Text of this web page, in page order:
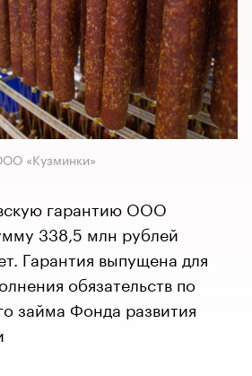
«Кузминки»
гарантию ООО
338,5 млн рублей
Гарантия выпущена для
обязательств по
займа Фонда развития